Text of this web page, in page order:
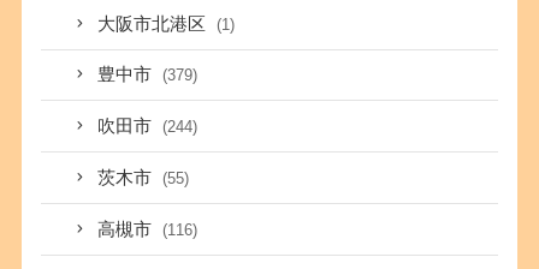
大阪市北港区 (1)
豊中市 (379)
吹田市 (244)
茨木市 (55)
高槻市 (116)